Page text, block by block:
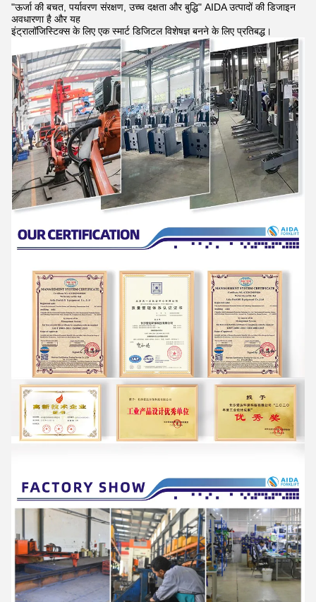
"ऊर्जा की बचत, पर्यावरण संरक्षण, उच्च दक्षता और बुद्धि" AIDA उत्पादों की डिजाइन
अवधारणा है और यह
इंट्रालॉजिस्टिक्स के लिए एक स्मार्ट डिजिटल विशेषज्ञ बनने के लिए प्रतिबद्ध।